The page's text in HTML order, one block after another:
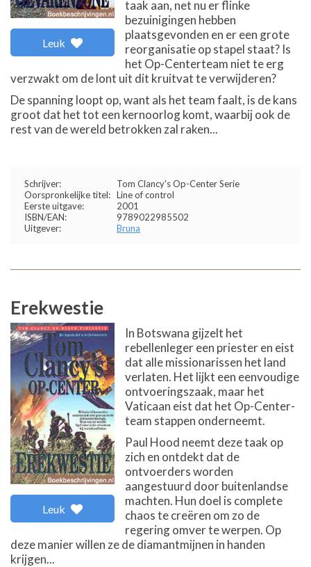
Leuk
taak aan, net nu er flinke
bezuinigingen hebben
plaatsgevonden en er een grote
reorganisatie op stapel staat? Is
het Op-Centerteam niet te erg
verzwakt om de lont uit dit kruitvat te verwijderen?
De spanning loopt op, want als het team faalt, is de kans
groot dat het tot een kernoorlog komt, waarbij ook de
rest van de wereld betrokken zal raken...
Schrijver:
Tom Clancy's Op-Center Serie
Oorspronkelijke titel: Line of control
Eerste uitgave:
2001
ISBN/EAN:
9789022985502
Uitgever:
Bruna
Erekwestie
Leuk
In Botswana gijzelt het
rebellenleger een priester en eist
dat alle missionarissen het land
verlaten. Het lijkt een eenvoudige
ontvoeringszaak, maar het
Vaticaan eist dat het Op-Center-
team stappen onderneemt.
Paul Hood neemt deze taak op
zich en ontdekt dat de
ontvoerders worden
aangestuurd door buitenlandse
machten. Hun doel is complete
chaos te creëren om zo de
regering omver te werpen. Op
deze manier willen ze de diamantmijnen in handen
krijgen...